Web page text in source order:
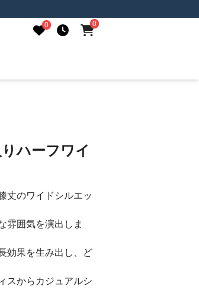
0 0
ハーフワイ
丈のワイドシルエッ
雰囲気を演出しま
効果を生み出し、ど
スからカジュアルシ